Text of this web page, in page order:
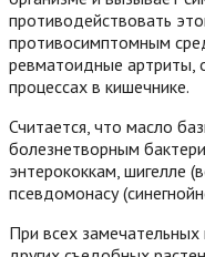
противодействовать
противосимптомным
ревматоидные артриты,
процессах в кишечнике.
Считается, что масло
болезнетворным
энтерококкам, шигелле
псевдомонасу
При всех